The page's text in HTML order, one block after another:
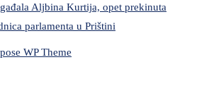
Aljbina Kurtija, opet prekinuta
parlamenta u Prištini